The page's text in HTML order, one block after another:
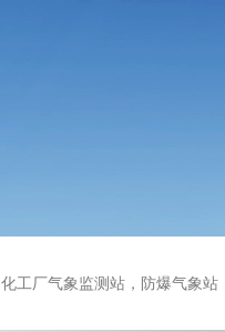
化工厂气象监测站，防爆气象站，